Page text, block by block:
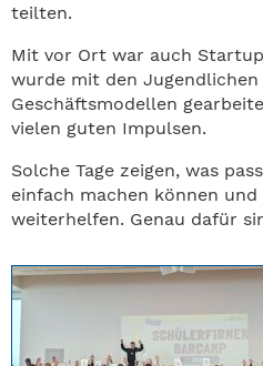
teilten.
Mit vor Ort war auch
wurde mit den
Geschäftsmodellen
vielen guten Impulsen.
Solche Tage zeigen, was
einfach machen können und
weiterhelfen. Genau dafür